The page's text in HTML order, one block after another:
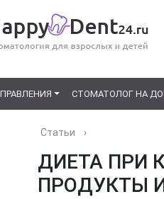
СТОМАТОЛОГ НА
Статьи ›
ДИЕТА ПРИ
ПРОДУКТЫ